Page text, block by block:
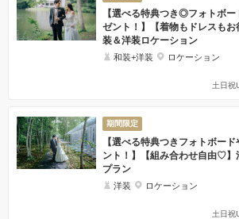
【選べる特典つき◎フォトボ
ゼント！】【着物もドレスも
装＆洋装ロケーション
和装+洋装 ロケーション
土日祝
期間限定
【選べる特典つきフォトボー
ント！】【組み合わせ自由♡】
プラン
洋装 ロケーション
土日祝